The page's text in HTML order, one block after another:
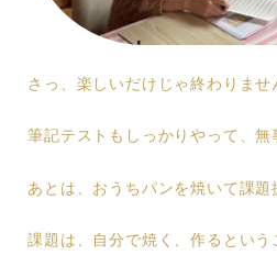
さっ、楽しいだけじゃ終わりませ
筆記テストもしっかりやって、無
あとは、おうちパンを焼いて課題
課題は、自分で焼く、作るという